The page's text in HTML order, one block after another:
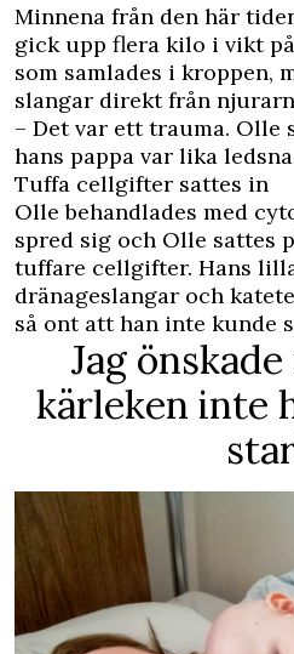
Minnena från den här
gick upp flera kilo i vikt
som samlades i kroppen,
slangar direkt från
– Det var ett trauma. Olle
hans pappa var lika
Tuffa cellgifter sattes in
Olle behandlades med
spred sig och Olle sattes
tuffare cellgifter. Hans
dränageslangar och
så ont att han inte kunde
Jag
kärleken inte